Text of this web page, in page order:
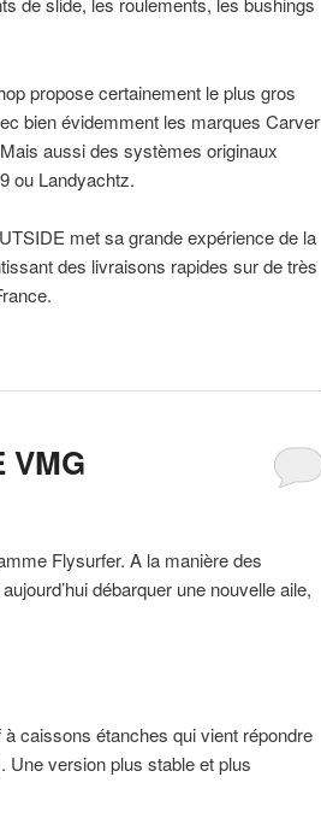
propose certainement le plus gros
bien évidemment les marques Carver
aussi des systèmes originaux
ou Landyachtz.
met sa grande expérience de la
des livraisons rapides sur de très
VMG
Flysurfer. A la manière des
débarquer une nouvelle aile,
caissons étanches qui vient répondre
Une version plus stable et plus